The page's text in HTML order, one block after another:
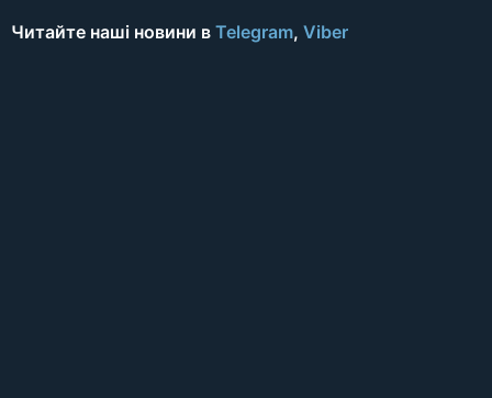
Читайте наші новини в Telegram, Viber